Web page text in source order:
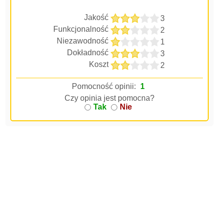
Jakość
3
Funkcjonalność
2
Niezawodność
1
Dokładność
3
Koszt
2
Pomocność opinii:
1
Czy opinia jest pomocna?
Tak
Nie